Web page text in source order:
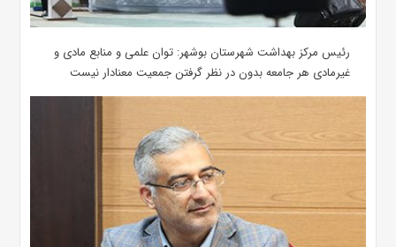
رئیس مرکز بهداشت شهرستان بوشهر: توان علمی و منابع مادی و
غیرمادی هر جامعه بدون در نظر گرفتن جمعیت معنادار نیست